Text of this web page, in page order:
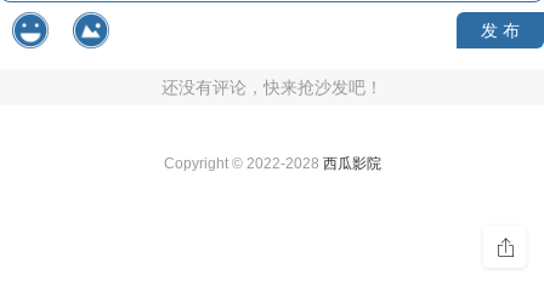
发 布
还没有评论，快来抢沙发吧！
Copyright © 2022-2028 西瓜影院